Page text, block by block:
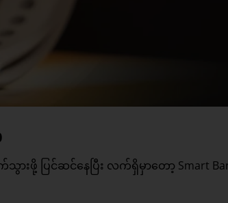
းဖို့ ပြင်ဆင်နေပြီး လက်ရှိမှာတော့ Smart